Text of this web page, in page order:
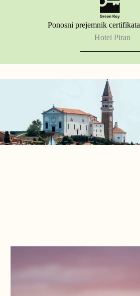
Ponosni prejemnik certifikata
Hotel Piran